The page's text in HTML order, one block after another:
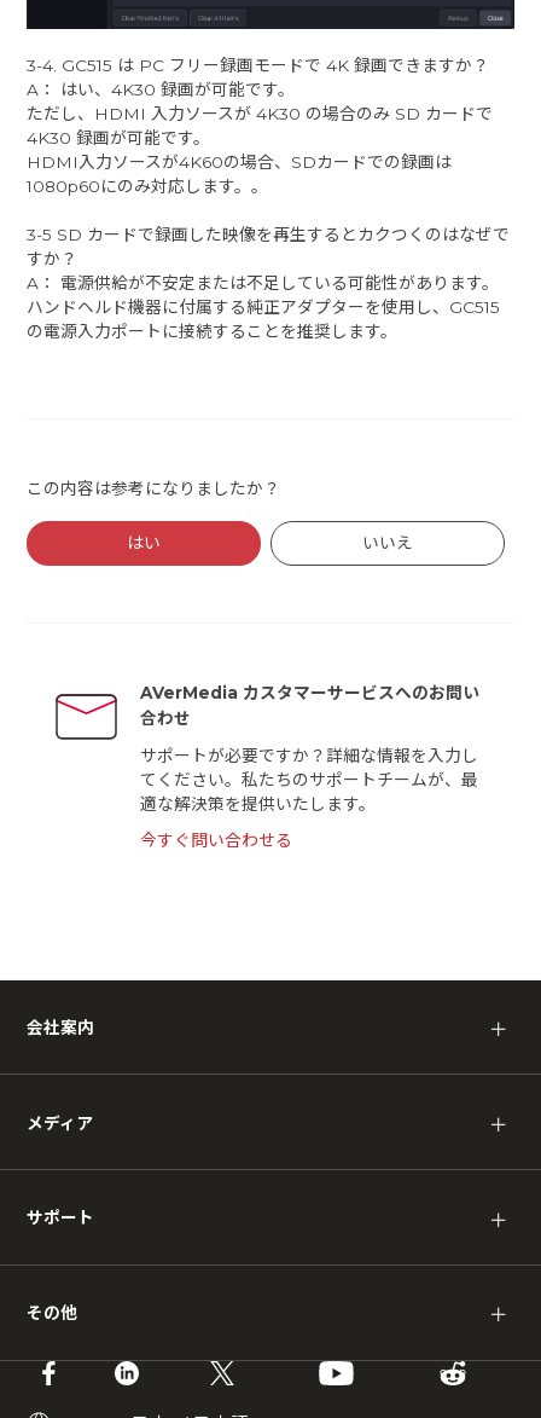
3-4. GC515 は PC フリー録画モードで 4K 録画できますか？
A： はい、4K30 録画が可能です。
ただし、HDMI 入力ソースが 4K30 の場合のみ SD カードで
4K30 録画が可能です。
HDMI入力ソースが4K60の場合、SDカードでの録画は
1080p60にのみ対応します。。
3-5 SD カードで録画した映像を再生するとカクつくのはなぜで
すか？
A： 電源供給が不安定または不足している可能性があります。
ハンドヘルド機器に付属する純正アダプターを使用し、GC515
の電源入力ポートに接続することを推奨します。
この内容は参考になりましたか？
はい いいえ
AVerMedia カスタマーサービスへのお問い
合わせ
サポートが必要ですか？詳細な情報を入力し
てください。私たちのサポートチームが、最
適な解決策を提供いたします。
今すぐ問い合わせる
会社案内 ＋
メディア ＋
サポート ＋
その他 ＋